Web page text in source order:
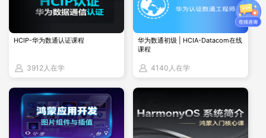
HCIP-华为数通认证课程
3912人在学
华为数通初级 | HCIA-Datacom在线
课程
4140人在学